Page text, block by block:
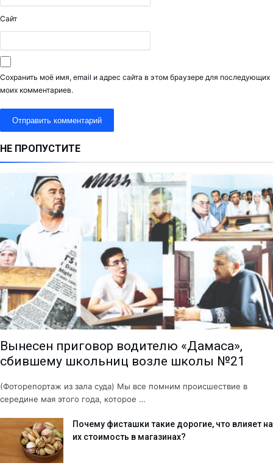
Сайт
Сохранить моё имя, email и адрес сайта в этом браузере для последующих
моих комментариев.
НЕ ПРОПУСТИТЕ
Вынесен приговор водителю «Дамаса»,
сбившему школьниц возле школы №21
(Фоторепортаж из зала суда) Мы все помним происшествие в
середине мая этого года, которое …
Почему фисташки такие дорогие, что влияет на
их стоимость в магазинах?